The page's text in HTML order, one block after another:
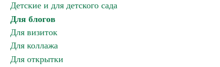
Детские и для детского сада
Для блогов
Для визиток
Для коллажа
Для открытки